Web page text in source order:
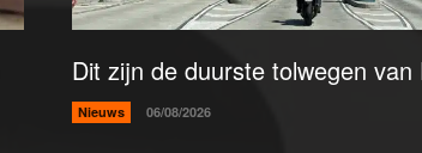
Dit zijn de duurste tolwegen van
Nieuws 06/08/2026